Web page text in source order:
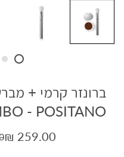
- POSITANO
259.00 ₪